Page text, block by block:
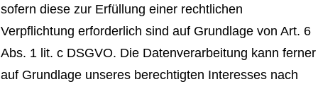
sofern diese zur Erfüllung einer rechtlichen
Verpflichtung erforderlich sind auf Grundlage von Art. 6
Abs. 1 lit. c DSGVO. Die Datenverarbeitung kann ferner
auf Grundlage unseres berechtigten Interesses nach